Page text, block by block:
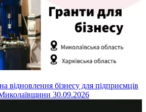
відновлення бізнесу для підприємців
30.09.2026